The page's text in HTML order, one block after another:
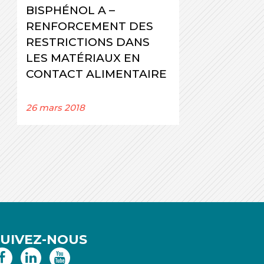
BISPHÉNOL A –
RENFORCEMENT DES
RESTRICTIONS DANS
LES MATÉRIAUX EN
CONTACT ALIMENTAIRE
26 mars 2018
NOUS